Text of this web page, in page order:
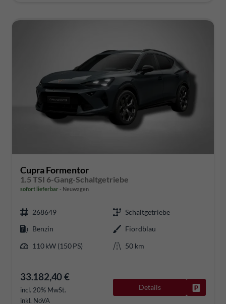
Cupra Formentor
1.5 TSI 6-Gang-Schaltgetriebe
sofort lieferbar Neuwagen
268649
Schaltgetriebe
Benzin
Fiordblau
110 kW (150 PS)
50 km
33.182,40 €
incl. 20% MwSt.
inkl. NoVA
Details